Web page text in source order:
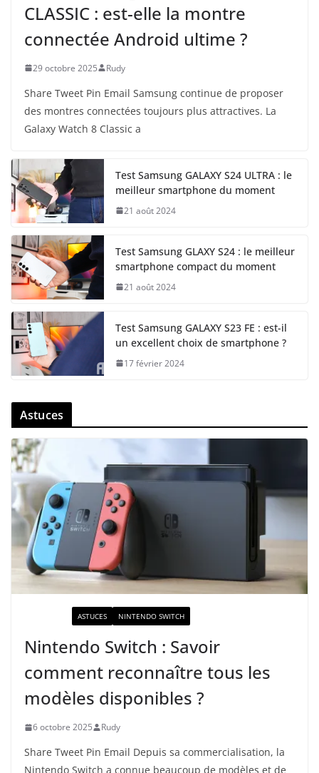
CLASSIC : est-elle la montre
connectée Android ultime ?
29 octobre 2025 Rudy
Share Tweet Pin Email Samsung continue de proposer
des montres connectées toujours plus attractives. La
Galaxy Watch 8 Classic a
Test Samsung GALAXY S24 ULTRA : le
meilleur smartphone du moment
21 août 2024
Test Samsung GLAXY S24 : le meilleur
smartphone compact du moment
21 août 2024
Test Samsung GALAXY S23 FE : est-il
un excellent choix de smartphone ?
17 février 2024
Astuces
ASTUCES NINTENDO SWITCH
Nintendo Switch : Savoir
comment reconnaître tous les
modèles disponibles ?
6 octobre 2025 Rudy
Share Tweet Pin Email Depuis sa commercialisation, la
Nintendo Switch a connue beaucoup de modèles et de